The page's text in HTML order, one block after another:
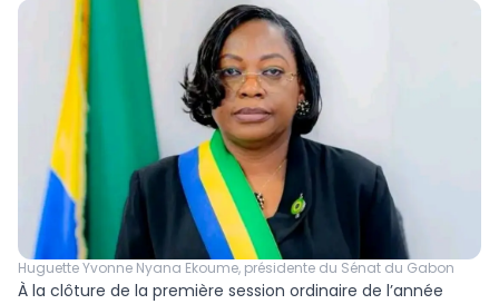
Huguette Yvonne Nyana Ekoume, présidente du Sénat du Gabon
À la clôture de la première session ordinaire de l’année